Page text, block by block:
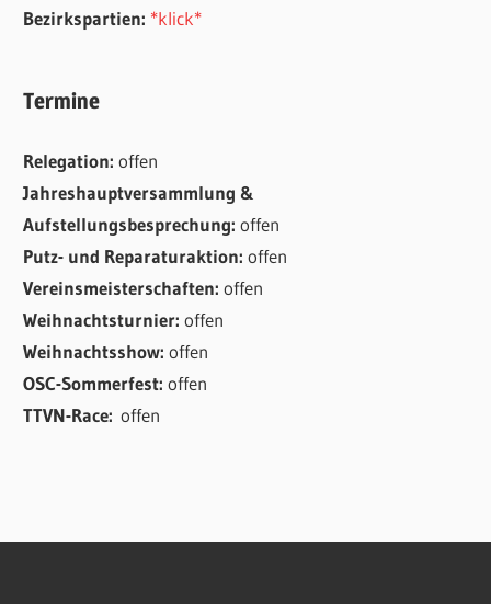
Bezirkspartien: *klick*
Termine
Relegation:offen
Jahreshauptversammlung &
Aufstellungsbesprechung:offen
Putz- und Reparaturaktion:offen
Vereinsmeisterschaften:offen
Weihnachtsturnier:offen
Weihnachtsshow:offen
OSC-Sommerfest:offen
TTVN-Race:offen